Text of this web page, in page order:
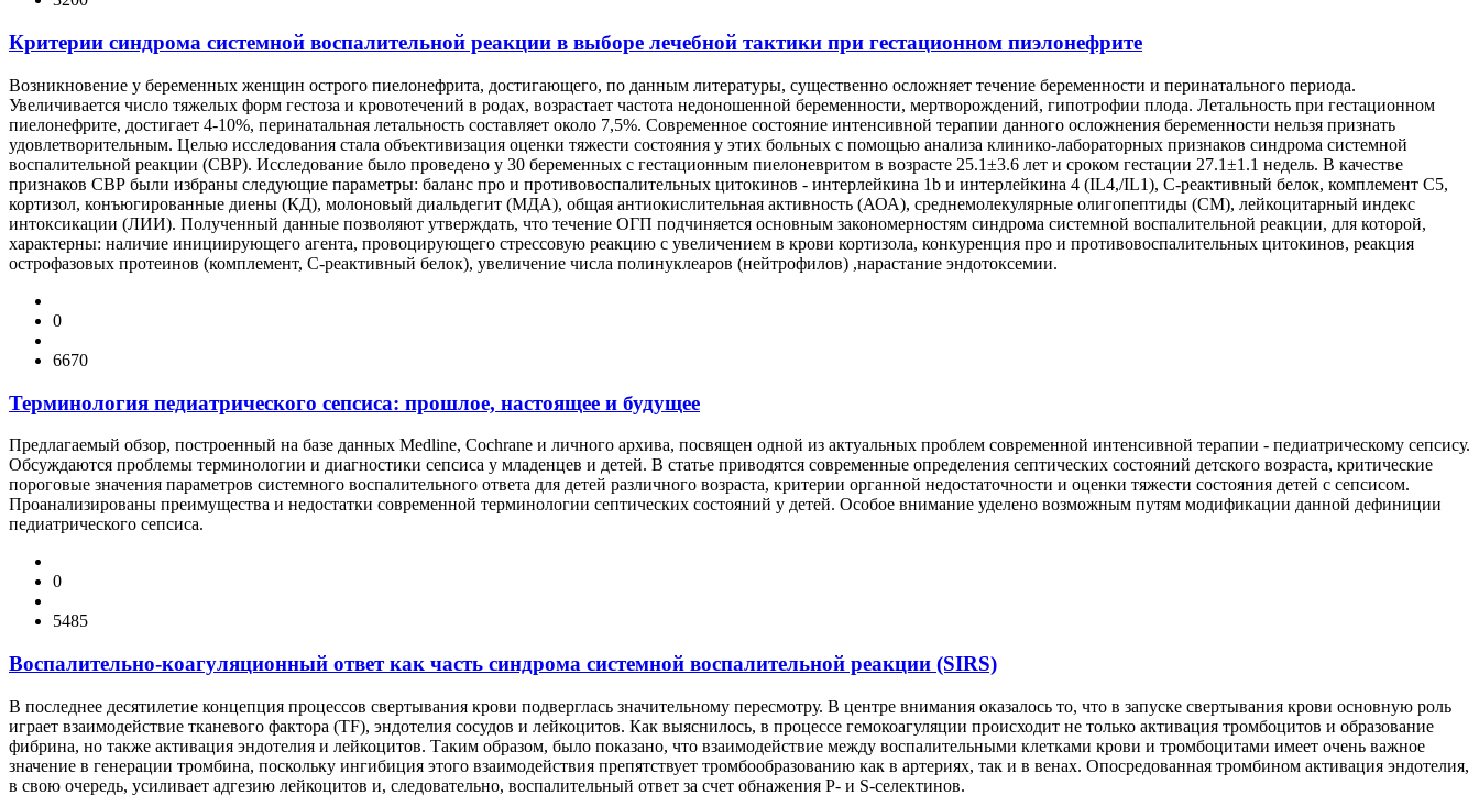
Критерии синдрома системной воспалительной реакции в выборе лечебной тактики при гестационном пиэлонефрите
Возникновение у беременных женщин острого пиелонефрита, достигающего, по данным литературы, существенно осложняет течение беременности и перинатального периода.
Увеличивается число тяжелых форм гестоза и кровотечений в родах, возрастает частота недоношенной беременности, мертворождений, гипотрофии плода. Летальность при гестационном
пиелонефрите, достигает 4-10%, перинатальная летальность составляет около 7,5%. Cовременное состояние интенсивной терапии данного осложнения беременности нельзя признать
удовлетворительным. Целью исследования стала объективизация оценки тяжести состояния у этих больных с помощью анализа клинико-лабораторных признаков синдрома системной
воспалительной реакции (СВР). Исследование было проведено у 30 беременных с гестационным пиелоневритом в возрасте 25.1±3.6 лет и сроком гестации 27.1±1.1 недель. В качестве
признаков СВР были избраны следующие параметры: баланс про и противовоспалительных цитокинов - интерлейкина 1b и интерлейкина 4 (IL4,/IL1), С-реактивный белок, комплемент С5,
кортизол, конъюгированные диены (КД), молоновый диальдегит (МДА), общая антиокислительная активность (АОА), среднемолекулярные олигопептиды (СМ), лейкоцитарный индекс
интоксикации (ЛИИ). Полученный данные позволяют утверждать, что течение ОГП подчиняется основным закономерностям синдрома системной воспалительной реакции, для которой,
характерны: наличие инициирующего агента, провоцирующего стрессовую реакцию с увеличением в крови кортизола, конкуренция про и противовоспалительных цитокинов, реакция
острофазовых протеинов (комплемент, С-реактивный белок), увеличение числа полинуклеаров (нейтрофилов) ,нарастание эндотоксемии.
0
6670
Терминология педиатрического сепсиса: прошлое, настоящее и будущее
Предлагаемый обзор, построенный на базе данных Medline, Cochrane и личного архива, посвящен одной из актуальных проблем современной интенсивной терапии - педиатрическому сепсису.
Обсуждаются проблемы терминологии и диагностики сепсиса у младенцев и детей. В статье приводятся современные определения септических состояний детского возраста, критические
пороговые значения параметров системного воспалительного ответа для детей различного возраста, критерии органной недостаточности и оценки тяжести состояния детей с сепсисом.
Проанализированы преимущества и недостатки современной терминологии септических состояний у детей. Особое внимание уделено возможным путям модификации данной дефиниции
педиатрического сепсиса.
0
5485
Воспалительно-коагуляционный ответ как часть синдрома системной воспалительной реакции (SIRS)
В последнее десятилетие концепция процессов свертывания крови подверглась значительному пересмотру. В центре внимания оказалось то, что в запуске свертывания крови основную роль
играет взаимодействие тканевого фактора (TF), эндотелия сосудов и лейкоцитов. Как выяснилось, в процессе гемокоагуляции происходит не только активация тромбоцитов и образование
фибрина, но также активация эндотелия и лейкоцитов. Таким образом, было показано, что взаимодействие между воспалительными клетками крови и тромбоцитами имеет очень важное
значение в генерации тромбина, поскольку ингибиция этого взаимодействия препятствует тромбообразованию как в артериях, так и в венах. Опосредованная тромбином активация эндотелия,
в свою очередь, усиливает адгезию лейкоцитов и, следовательно, воспалительный ответ за счет обнажения P- и S-селектинов.